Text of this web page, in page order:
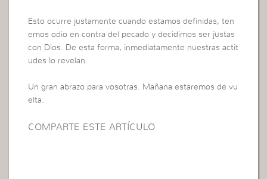
Esto ocurre justamente cuando estamos definidas, ten
emos odio en contra del pecado y decidimos ser justas
con Dios. De esta forma, inmediatamente nuestras actit
udes lo revelan.
Un gran abrazo para vosotras. Mañana estaremos de vu
elta.
COMPARTE ESTE ARTÍCULO